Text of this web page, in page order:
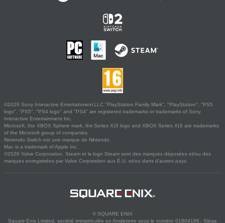
©2026 Sony Interactive Entertainment LLC."PlayStation Family Mark", "PlayStation", "PS5
logo", "PS5", "PS4 logo" and "PS4" are registered trademarks or trademarks of Sony
Interactive Entertainment Inc.
Microsoft, the XBOX Sphere mark, the Series X|S logo and XBOX Series X|S are trademarks
of the Microsoft group of companies.
Nintendo Switch est une marque de Nintendo.
Mac is a trademark of Apple Inc.
©2026 Valve Corporation. Steam et le logo Steam sont des marques déposées et/ou des
marques enregistrées par Valve Corporation aux É.U. et/ou dans d'autres pays.
© SQUARE ENIX
Square Enix Limited, société immatriculée en Angleterre sous le numéro 01804186 - Siège